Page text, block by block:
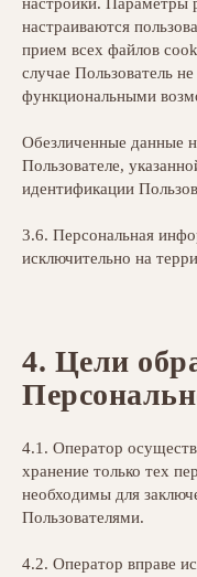
настраиваются
прием всех файлов
случае Пользователь
функциональными
Обезличенные данные
Пользователе,
идентификации
3.6. Персональная
исключительно на
4. Цели
4.1. Оператор
хранение только тех
необходимы для
Пользователями.
4.2. Оператор вправе